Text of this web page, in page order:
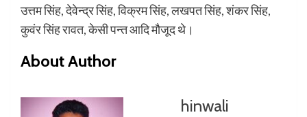
उत्तम सिंह, देवेन्द्र सिंह, विक्रम सिंह, लखपत सिंह, शंकर सिंह,
कुवंर सिंह रावत, केसी पन्त आदि मौजूद थे।
About Author
hinwali